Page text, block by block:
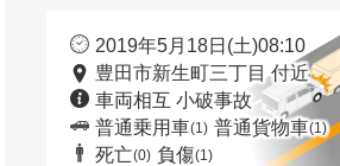
2019年5月18日(土)08:10
豊田市新生町三丁目 付近
車両相互 小破事故
普通乗用車(1) 普通貨物車(1)
死亡(0) 負傷(1)